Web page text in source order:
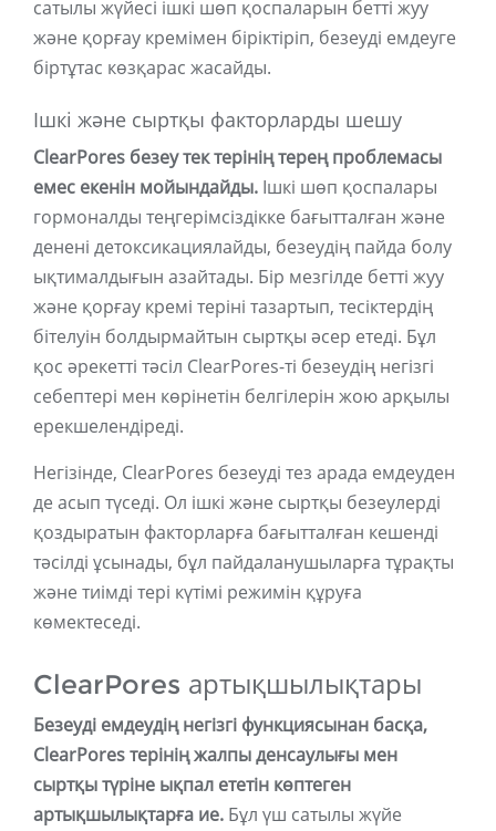
сатылы жүйесі ішкі шөп қоспаларын бетті жуу
және қорғау кремімен біріктіріп, безеуді емдеуге
біртұтас көзқарас жасайды.
Ішкі және сыртқы факторларды шешу
ClearPores безеу тек терінің терең проблемасы
емес екенін мойындайды. Ішкі шөп қоспалары
гормоналды теңгерімсіздікке бағытталған және
денені детоксикациялайды, безеудің пайда болу
ықтималдығын азайтады. Бір мезгілде бетті жуу
және қорғау кремі теріні тазартып, тесіктердің
бітелуін болдырмайтын сыртқы әсер етеді. Бұл
қос әрекетті тәсіл ClearPores-ті безеудің негізгі
себептері мен көрінетін белгілерін жою арқылы
ерекшелендіреді.
Негізінде, ClearPores безеуді тез арада емдеуден
де асып түседі. Ол ішкі және сыртқы безеулерді
қоздыратын факторларға бағытталған кешенді
тәсілді ұсынады, бұл пайдаланушыларға тұрақты
және тиімді тері күтімі режимін құруға
көмектеседі.
ClearPores артықшылықтары
Безеуді емдеудің негізгі функциясынан басқа,
ClearPores терінің жалпы денсаулығы мен
сыртқы түріне ықпал ететін көптеген
артықшылықтарға ие. Бұл үш сатылы жүйе